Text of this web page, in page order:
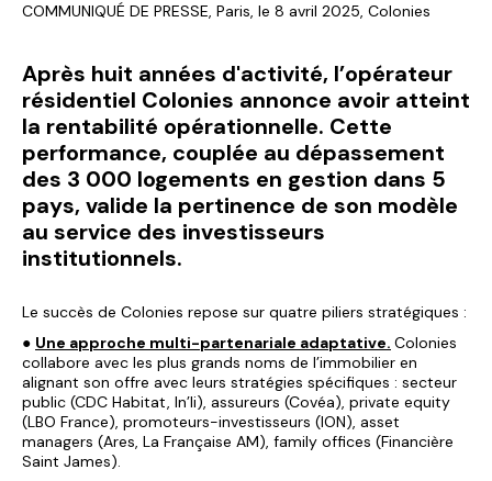
COMMUNIQUÉ DE PRESSE, Paris, le 8 avril 2025, Colonies
Après huit années d'activité, l’opérateur
résidentiel Colonies annonce avoir atteint
la rentabilité opérationnelle. Cette
performance, couplée au dépassement
des 3 000 logements en gestion dans 5
pays, valide la pertinence de son modèle
au service des investisseurs
institutionnels.
Le succès de Colonies repose sur quatre piliers stratégiques :
● Une approche multi-partenariale adaptative. Colonies
collabore avec les plus grands noms de l’immobilier en
alignant son offre avec leurs stratégies spécifiques : secteur
public (CDC Habitat, In’li), assureurs (Covéa), private equity
(LBO France), promoteurs-investisseurs (ION), asset
managers (Ares, La Française AM), family offices (Financière
Saint James).